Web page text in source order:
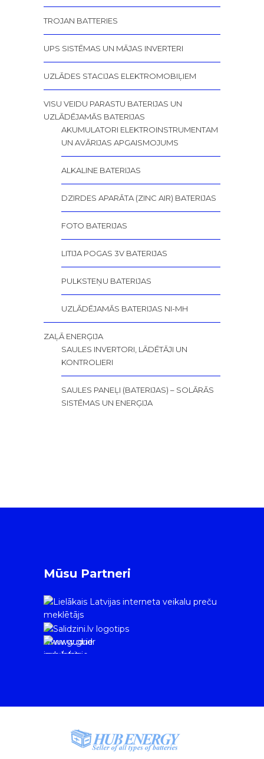
TROJAN BATTERIES
UPS SISTĒMAS UN MĀJAS INVERTERI
UZLĀDES STACIJAS ELEKTROMOBIĻIEM
VISU VEIDU PARASTU BATERIJAS UN
UZLĀDĒJAMĀS BATERIJAS
AKUMULATORI ELEKTROINSTRUMENTAM
UN AVĀRIJAS APGAISMOJUMS
ALKALINE BATERIJAS
DZIRDES APARĀTA (ZINC AIR) BATERIJAS
FOTO BATERIJAS
LITIJA POGAS 3V BATERIJAS
PULKSTEŅU BATERIJAS
UZLĀDĒJAMĀS BATERIJAS NI-MH
ZAĻĀ ENERĢIJA
SAULES INVERTORI, LĀDĒTĀJI UN
KONTROLIERI
SAULES PANEĻI (BATERIJAS) – SOLĀRĀS
SISTĒMAS UN ENERĢIJA
Mūsu Partneri
www.gudrie
m.lv/atrie-